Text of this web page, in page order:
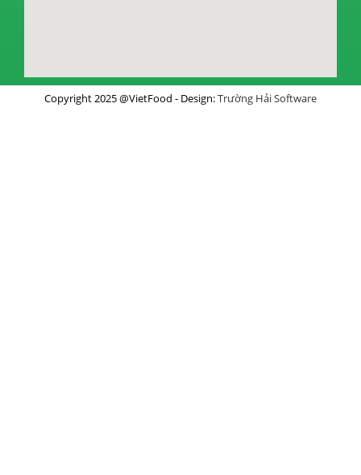
Copyright 2025 @VietFood - Design:Trường Hải Software